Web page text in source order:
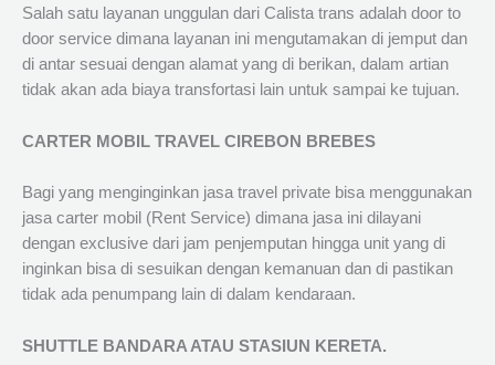
Salah satu layanan unggulan dari Calista trans adalah door to
door service dimana layanan ini mengutamakan di jemput dan
di antar sesuai dengan alamat yang di berikan, dalam artian
tidak akan ada biaya transfortasi lain untuk sampai ke tujuan.
CARTER MOBIL TRAVEL CIREBON BREBES
Bagi yang menginginkan jasa travel private bisa menggunakan
jasa carter mobil (Rent Service) dimana jasa ini dilayani
dengan exclusive dari jam penjemputan hingga unit yang di
inginkan bisa di sesuikan dengan kemanuan dan di pastikan
tidak ada penumpang lain di dalam kendaraan.
SHUTTLE BANDARA ATAU STASIUN KERETA.